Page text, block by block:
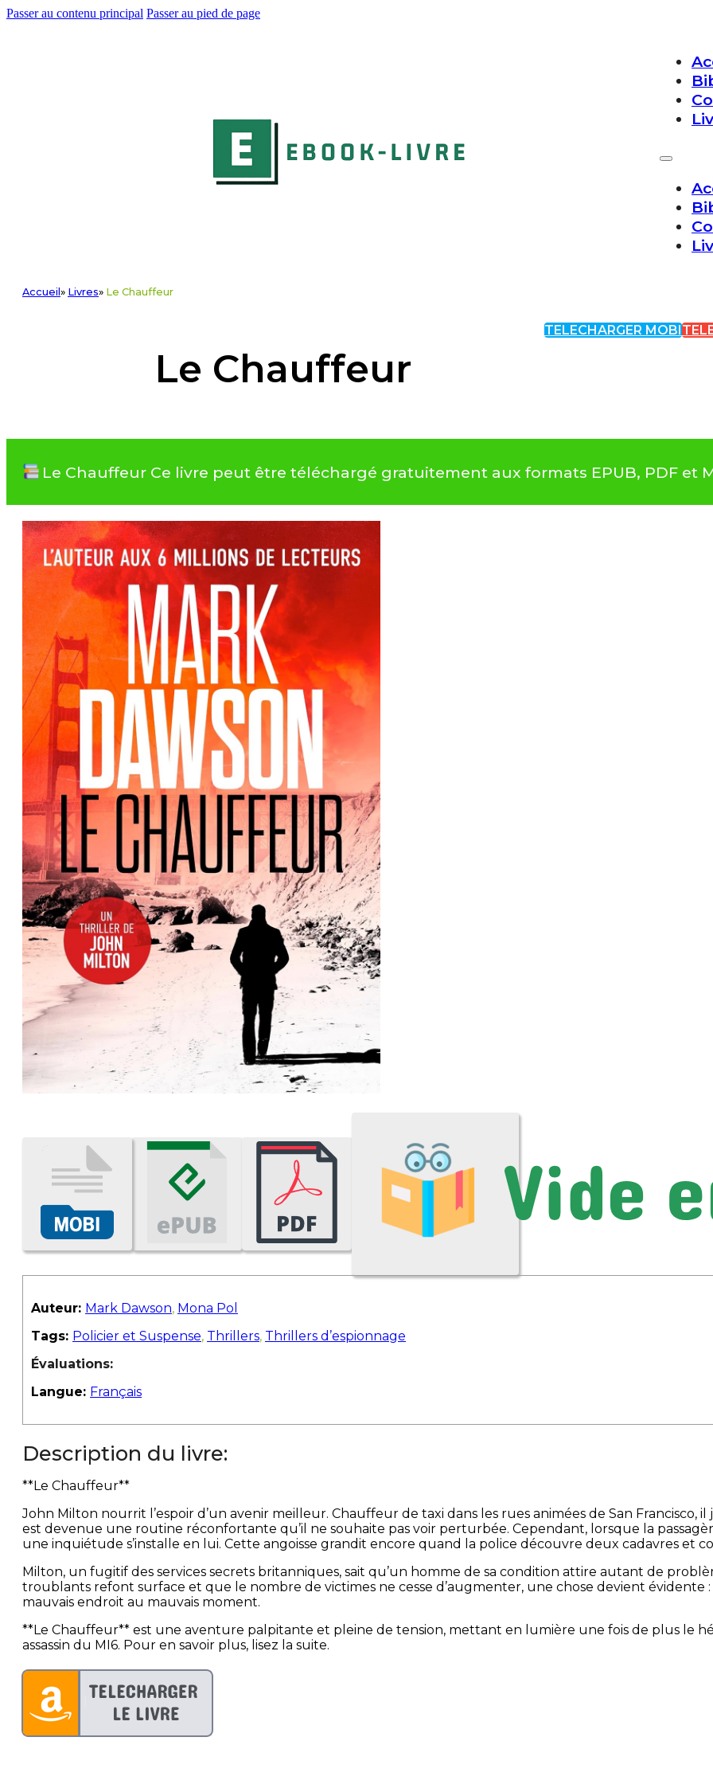
Passer au contenu principal Passer au pied de page
Accueil » Livres» Le Chauffeur
Le Chauffeur
TELECHARGER MOBI
Le Chauffeur Ce livre peut être téléchargé gratuitement aux formats EPUB, PDF et
Auteur: Mark Dawson, Mona Pol
Tags: Policier et Suspense, Thrillers, Thrillers d’espionnage
Évaluations:
Langue: Français
Description du livre:
**Le Chauffeur**
John Milton nourrit l’espoir d’un avenir meilleur. Chauffeur de taxi dans les rues animées de San Francisco,
est devenue une routine réconfortante qu’il ne souhaite pas voir perturbée. Cependant, lorsque la
une inquiétude s’installe en lui. Cette angoisse grandit encore quand la police découvre deux cadavres et
Milton, un fugitif des services secrets britanniques, sait qu’un homme de sa condition attire autant de
troublants refont surface et que le nombre de victimes ne cesse d’augmenter, une chose devient évidente
mauvais endroit au mauvais moment.
**Le Chauffeur** est une aventure palpitante et pleine de tension, mettant en lumière une fois de plus le
assassin du MI6. Pour en savoir plus, lisez la suite.